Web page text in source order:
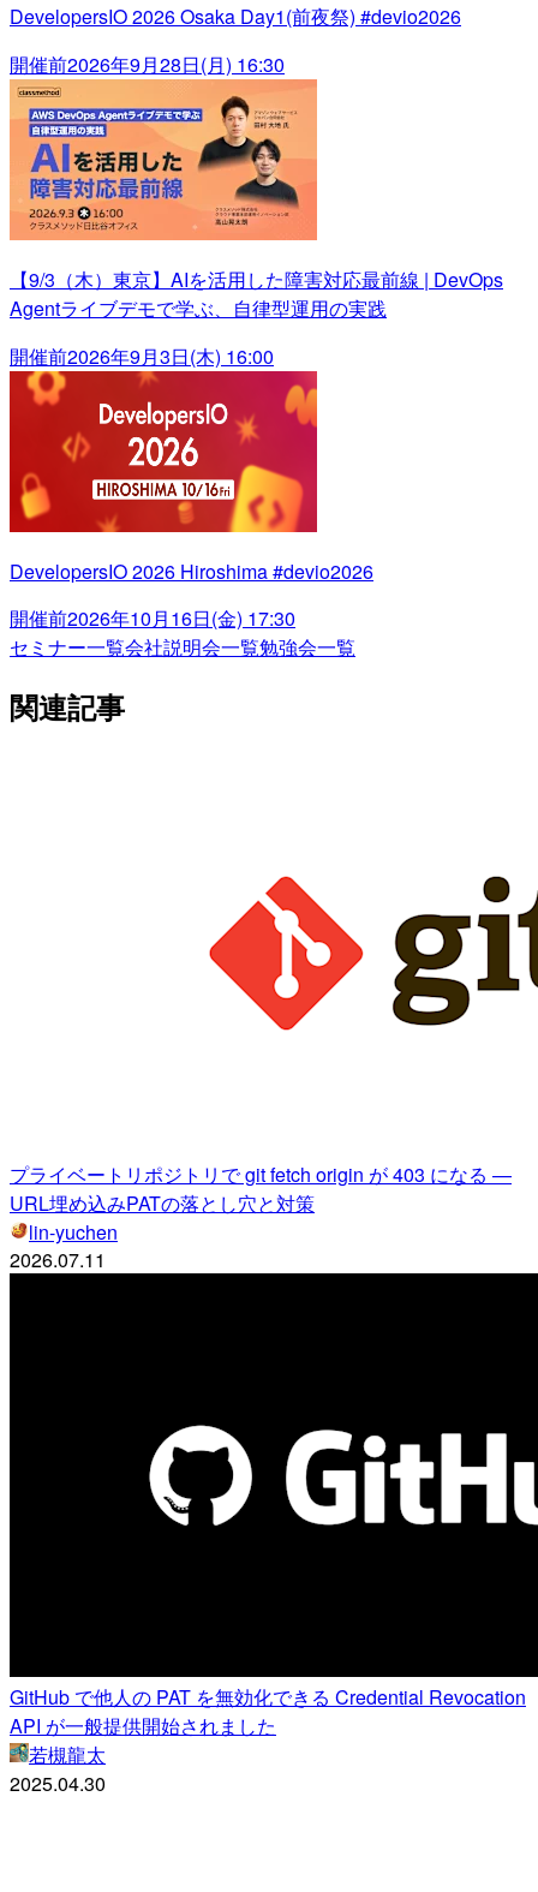
DevelopersIO 2026 Osaka Day1(前夜祭) #devio2026
開催前2026年9月28日(月) 16:30
【9/3（木）東京】AIを活用した障害対応最前線 | DevOps
Agentライブデモで学ぶ、自律型運用の実践
開催前2026年9月3日(木) 16:00
DevelopersIO 2026 Hiroshima #devio2026
開催前2026年10月16日(金) 17:30
セミナー一覧会社説明会一覧勉強会一覧
関連記事
プライベートリポジトリで git fetch origin が 403 になる —
URL埋め込みPATの落とし穴と対策
lin-yuchen
2026.07.11
GitHub で他人の PAT を無効化できる Credential Revocation
API が一般提供開始されました
若槻龍太
2025.04.30